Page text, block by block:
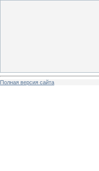
Полная версия сайта